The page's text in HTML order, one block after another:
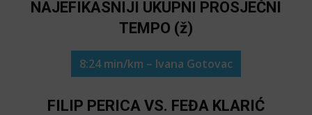
NAJEFIKASNIJI UKUPNI PROSJEČNI
TEMPO (ž)
8:24 min/km – Ivana Gotovac
FILIP PERICA VS. FEĐA KLARIĆ